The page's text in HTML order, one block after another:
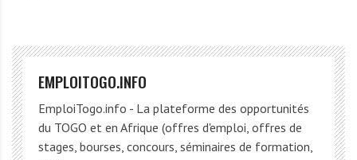
EMPLOITOGO.INFO
EmploiTogo.info - La plateforme des opportunités
du TOGO et en Afrique (offres d'emploi, offres de
stages, bourses, concours, séminaires de formation,